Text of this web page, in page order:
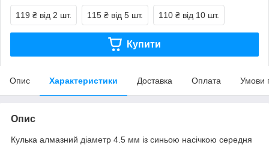
119 ₴ від 2 шт. 115 ₴ від 5 шт. 110 ₴ від 10 шт.
Купити
Опис Характеристики Доставка Оплата Умови
Опис
Кулька алмазний діаметр 4.5 мм із синьою насічкою середня